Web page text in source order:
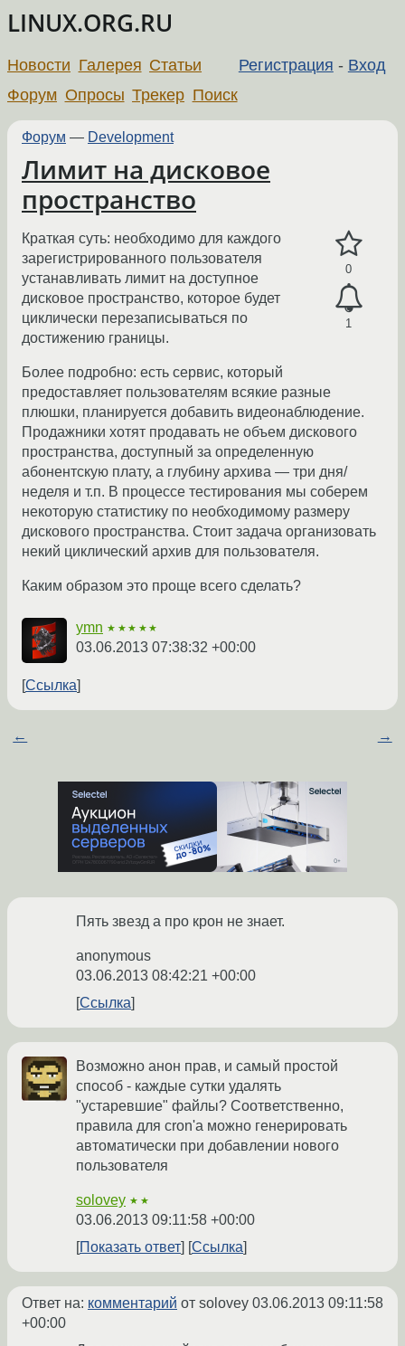
LINUX.ORG.RU
Регистрация - Вход
Новости Галерея Статьи
Форум Опросы Трекер Поиск
Форум — Development
Лимит на дисковое
пространство
0
1
Краткая суть: необходимо для каждого
зарегистрированного пользователя
устанавливать лимит на доступное
дисковое пространство, которое будет
циклически перезаписываться по
достижению границы.
Более подробно: есть сервис, который
предоставляет пользователям всякие разные
плюшки, планируется добавить видеонаблюдение.
Продажники хотят продавать не объем дискового
пространства, доступный за определенную
абонентскую плату, а глубину архива — три дня/
неделя и т.п. В процессе тестирования мы соберем
некоторую статистику по необходимому размеру
дискового пространства. Стоит задача организовать
некий циклический архив для пользователя.
Каким образом это проще всего сделать?
ymn ★★★★★
03.06.2013 07:38:32 +00:00
Ссылка
← →
Пять звезд а про крон не знает.
anonymous
03.06.2013 08:42:21 +00:00
Ссылка
Возможно анон прав, и самый простой
способ - каждые сутки удалять
"устаревшие" файлы? Соответственно,
правила для cron'а можно генерировать
автоматически при добавлении нового
пользователя
solovey ★★
03.06.2013 09:11:58 +00:00
Показать ответ
Ссылка
Ответ на: комментарий от solovey 03.06.2013 09:11:58
+00:00